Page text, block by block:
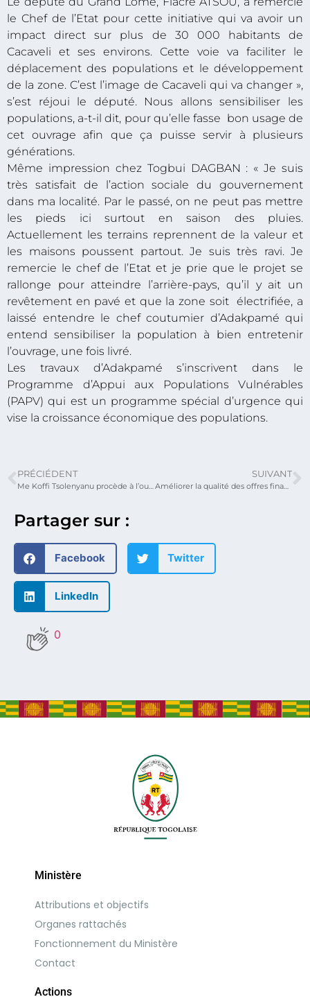
Partager sur :
Facebook Twitter
LinkedIn
0
le Chef de l’Etat pour cette initiative qui va avoir un
impact direct sur plus de 30 000 habitants de
Cacaveli et ses environs. Cette voie va faciliter le
déplacement des populations et le développement
de la zone. C’est l’image de Cacaveli qui va changer »,
s’est réjoui le député. Nous allons sensibiliser les
populations, a-t-il dit, pour qu’elle fasse bon usage de
cet ouvrage afin que ça puisse servir à plusieurs
générations.
Même impression chez Togbui DAGBAN : « Je suis
très satisfait de l’action sociale du gouvernement
dans ma localité. Par le passé, on ne peut pas mettre
les pieds ici surtout en saison des pluies.
Actuellement les terrains reprennent de la valeur et
les maisons poussent partout. Je suis très ravi. Je
remercie le chef de l’Etat et je prie que le projet se
rallonge pour atteindre l’arrière-pays, qu’il y ait un
revêtement en pavé et que la zone soit électrifiée, a
laissé entendre le chef coutumier d’Adakpamé qui
entend sensibiliser la population à bien entretenir
l’ouvrage, une fois livré.
Les travaux d’Adakpamé s’inscrivent dans le
Programme d’Appui aux Populations Vulnérables
(PAPV) qui est un programme spécial d’urgence qui
vise la croissance économique des populations.
PRÉCIÉDENT SUIVANT
Améliorer la qualité des offres financières : le ministre y convie les entreprises soumissionnaires
Ministère
Attributions et objectifs
Organes rattachés
Fonctionnement du Ministère
Contact
Actions